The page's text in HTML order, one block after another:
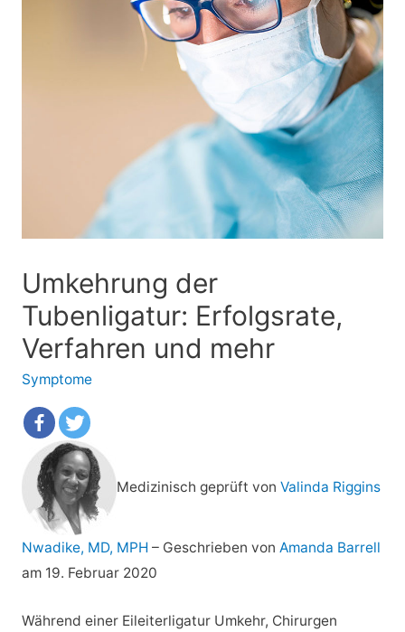
Umkehrung der
Tubenligatur: Erfolgsrate,
Verfahren und mehr
Symptome
Medizinisch geprüft von Valinda Riggins
Nwadike, MD, MPH– Geschrieben von Amanda Barrell
am 19. Februar 2020
Während einer Eileiterligatur Umkehr, Chirurgen